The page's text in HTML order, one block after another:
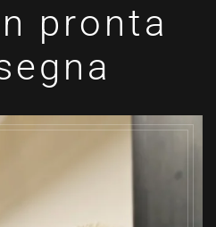
pronta